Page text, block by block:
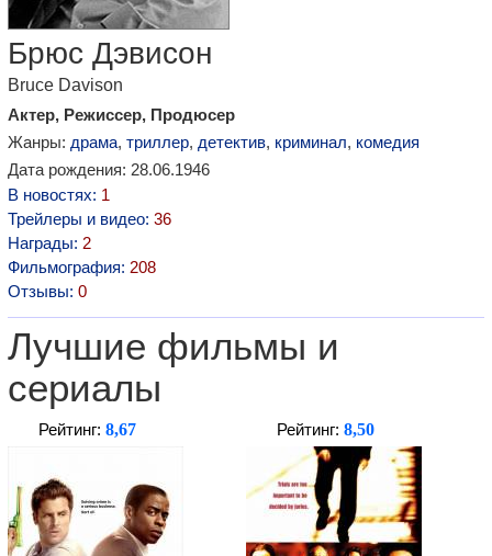
Брюс Дэвисон
Bruce Davison
Актер, Режиссер, Продюсер
Жанры: драма, триллер, детектив, криминал, комедия
Дата рождения: 28.06.1946
В новостях: 1
Трейлеры и видео: 36
Награды: 2
Фильмография: 208
Отзывы: 0
Лучшие фильмы и
сериалы
Рейтинг: 8,67 Рейтинг: 8,50